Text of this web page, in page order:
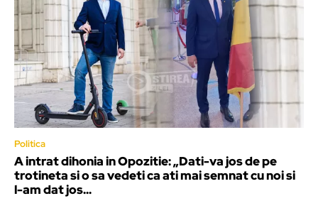
Politica
A intrat dihonia in Opozitie: „Dati-va jos de pe
trotineta si o sa vedeti ca ati mai semnat cu noi si
l-am dat jos...